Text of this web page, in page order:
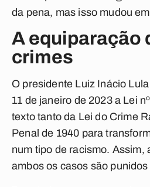
da pena, mas isso mudou
A equiparação
crimes
O presidente Luiz Inácio
11 de janeiro de 2023 a Lei
texto tanto da Lei do Crime
Penal de 1940 para
num tipo de racismo. Assim,
ambos os casos são